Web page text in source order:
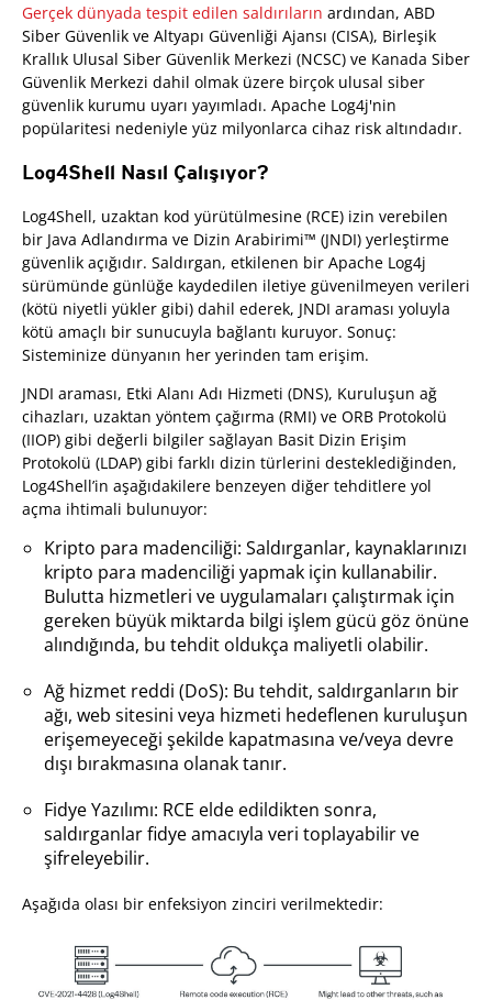
Gerçek dünyada tespit edilen saldırıların ardından, ABD
Siber Güvenlik ve Altyapı Güvenliği Ajansı (CISA), Birleşik
Krallık Ulusal Siber Güvenlik Merkezi (NCSC) ve Kanada Siber
Güvenlik Merkezi dahil olmak üzere birçok ulusal siber
güvenlik kurumu uyarı yayımladı. Apache Log4j'nin
popülaritesi nedeniyle yüz milyonlarca cihaz risk altındadır.
Log4Shell Nasıl Çalışıyor?
Log4Shell, uzaktan kod yürütülmesine (RCE) izin verebilen
bir Java Adlandırma ve Dizin Arabirimi™ (JNDI) yerleştirme
güvenlik açığıdır. Saldırgan, etkilenen bir Apache Log4j
sürümünde günlüğe kaydedilen iletiye güvenilmeyen verileri
(kötü niyetli yükler gibi) dahil ederek, JNDI araması yoluyla
kötü amaçlı bir sunucuyla bağlantı kuruyor. Sonuç:
Sisteminize dünyanın her yerinden tam erişim.
JNDI araması, Etki Alanı Adı Hizmeti (DNS), Kuruluşun ağ
cihazları, uzaktan yöntem çağırma (RMI) ve ORB Protokolü
(IIOP) gibi değerli bilgiler sağlayan Basit Dizin Erişim
Protokolü (LDAP) gibi farklı dizin türlerini desteklediğinden,
Log4Shell’in aşağıdakilere benzeyen diğer tehditlere yol
açma ihtimali bulunuyor:
Kripto para madenciliği: Saldırganlar, kaynaklarınızı
kripto para madenciliği yapmak için kullanabilir.
Bulutta hizmetleri ve uygulamaları çalıştırmak için
gereken büyük miktarda bilgi işlem gücü göz önüne
alındığında, bu tehdit oldukça maliyetli olabilir.
Ağ hizmet reddi (DoS): Bu tehdit, saldırganların bir
ağı, web sitesini veya hizmeti hedeflenen kuruluşun
erişemeyeceği şekilde kapatmasına ve/veya devre
dışı bırakmasına olanak tanır.
Fidye Yazılımı: RCE elde edildikten sonra,
saldırganlar fidye amacıyla veri toplayabilir ve
şifreleyebilir.
Aşağıda olası bir enfeksiyon zinciri verilmektedir: